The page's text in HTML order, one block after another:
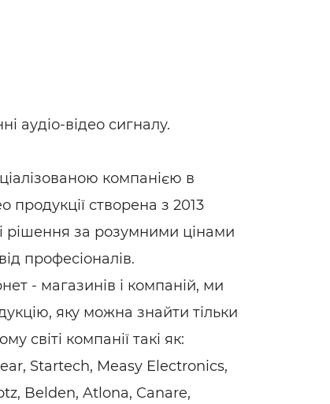
аудіо-відео сигналу.
компанією в
продукції створена з 2013
рішення за розумними цінами
професіоналів.
- магазинів і компаній, ми
яку можна знайти тільки
світі компанії такі як:
Startech, Measy Electronics,
Belden, Atlona, ​​Canare,